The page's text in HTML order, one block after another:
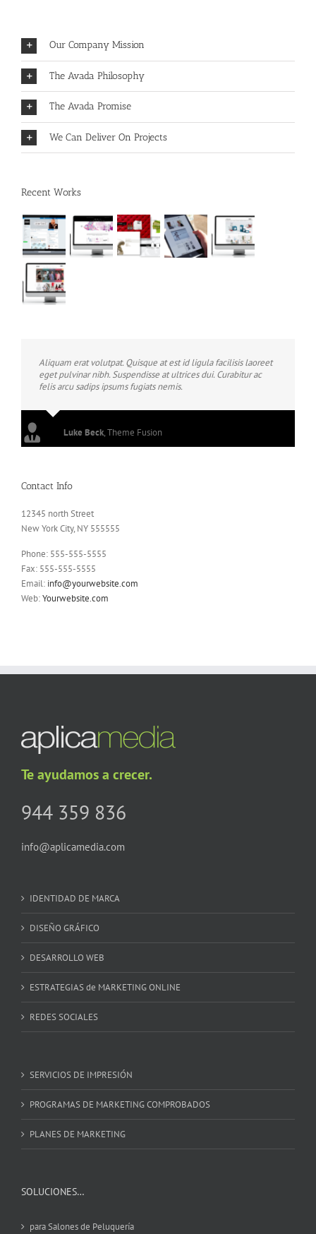
Our Company Mission
The Avada Philosophy
The Avada Promise
We Can Deliver On Projects
Recent Works
Aliquam erat volutpat. Quisque at est id ligula facilisis laoreet
eget pulvinar nibh. Suspendisse at ultrices dui. Curabitur ac
felis arcu sadips ipsums fugiats nemis.
Luke Beck,Theme Fusion
Contact Info
12345 north Street
New York City, NY 555555
Phone: 555-555-5555
Fax: 555-555-5555
Email: info@yourwebsite.com
Web:Yourwebsite.com
Te ayudamos a crecer.
944 359 836
info@aplicamedia.com
IDENTIDAD DE MARCA
DISEÑO GRÁFICO
DESARROLLO WEB
ESTRATEGIAS de MARKETING ONLINE
REDES SOCIALES
SERVICIOS DE IMPRESIÓN
PROGRAMAS DE MARKETING COMPROBADOS
PLANES DE MARKETING
SOLUCIONES…
para Salones de Peluquería